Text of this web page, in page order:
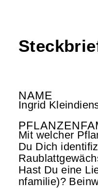
NAME
Ingrid
Mit welcher
Du Dich
Hast Du eine
nfamilie)?